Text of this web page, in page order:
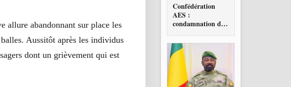
allure abandonnant sur place les
Aussitôt après les individus
dont un grièvement qui est
Confédération
AES :
condamnation de
américaine au
Venezuela